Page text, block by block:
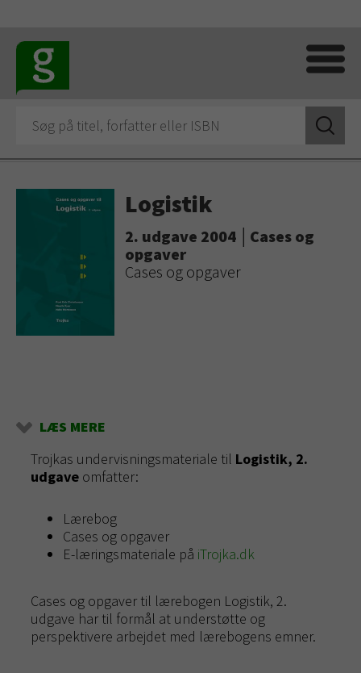
Logistik
2. udgave 2004 │Cases og
opgaver
Cases og opgaver
LÆS MERE
Trojkas undervisningsmateriale til Logistik, 2.
udgave omfatter:
Lærebog
Cases og opgaver
E-læringsmateriale på iTrojka.dk
Cases og opgaver til lærebogen Logistik, 2.
udgave har til formål at understøtte og
perspektivere arbejdet med lærebogens emner.